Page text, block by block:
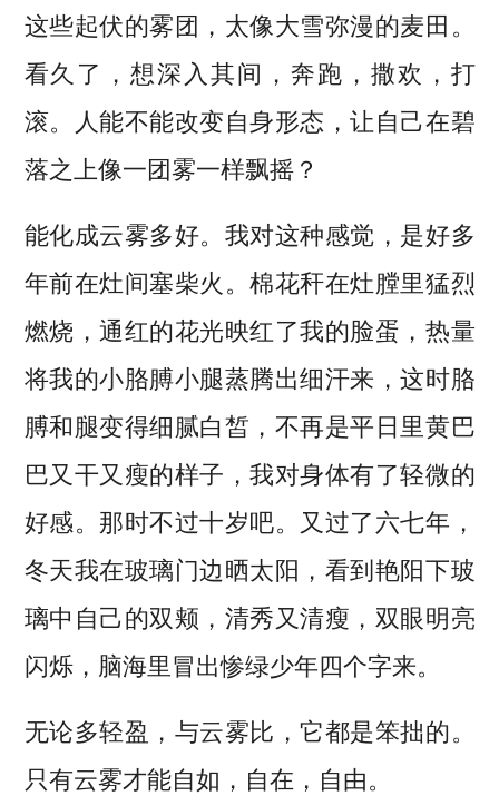
这些起伏的雾团，太像大雪弥漫的麦田。
看久了，想深入其间，奔跑，撒欢，打
滚。人能不能改变自身形态，让自己在碧
落之上像一团雾一样飘摇？
能化成云雾多好。我对这种感觉，是好多
年前在灶间塞柴火。棉花秆在灶膛里猛烈
燃烧，通红的花光映红了我的脸蛋，热量
将我的小胳膊小腿蒸腾出细汗来，这时胳
膊和腿变得细腻白皙，不再是平日里黄巴
巴又干又瘦的样子，我对身体有了轻微的
好感。那时不过十岁吧。又过了六七年，
冬天我在玻璃门边晒太阳，看到艳阳下玻
璃中自己的双颊，清秀又清瘦，双眼明亮
闪烁，脑海里冒出惨绿少年四个字来。
无论多轻盈，与云雾比，它都是笨拙的。
只有云雾才能自如，自在，自由。